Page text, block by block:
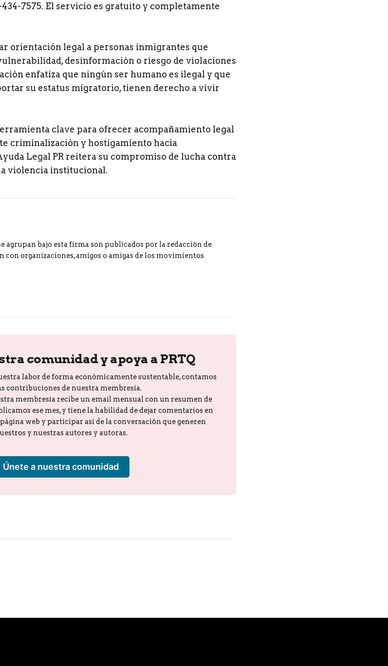
7575. El servicio es gratuito y completamente
orientación legal a personas inmigrantes que
desinformación o riesgo de violaciones
enfatiza que ningún ser humano es ilegal y que
su estatus migratorio, tienen derecho a vivir
clave para ofrecer acompañamiento legal
criminalización y hostigamiento hacia
Legal PR reitera su compromiso de lucha contra
violencia institucional.
agrupan bajo esta firma son publicados por la redacción de
con organizaciones, amigos o amigas de los movimientos
comunidad y apoya a PRTQ
labor de forma económicamente sustentable, contamos
contribuciones de nuestra membresía.
membresía recibe un email mensual con un resumen de
ese mes, y tiene la habilidad de dejar comentarios en
web y participar así de la conversación que generen
y nuestras autores y autoras.
Únete a nuestra comunidad